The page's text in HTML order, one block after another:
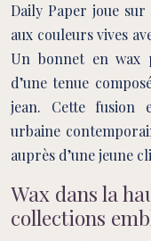
Daily Paper joue
aux couleurs vives
Un bonnet en wax
d’une tenue
jean. Cette fusion
urbaine
auprès d’une jeune
Wax dans la
collections